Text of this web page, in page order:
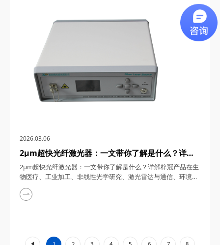
通信、5G/6G通信与雷达系统、光学相干层析成像（OCT）、光
学测量与传感以及太赫兹研究与超快激光等多个领域展现出非凡
的应用潜力。今天，四川梓冠光电...
2026.03.06
2μm超快光纤激光器：一文带你了解是什么？详解
梓冠产品在生物医疗、工业加工、非线性光学研究、
激光雷达与通信、环境监测等领域的实际应用
2μm超快光纤激光器：一文带你了解是什么？详解梓冠产品在生
物医疗、工业加工、非线性光学研究、激光雷达与通信、环境监
测等领域的实际应用 超快光纤激光器凭借其高功率、短脉冲、
宽调谐范围等特性，在激光技术迅猛发展的今天，成为科研与工